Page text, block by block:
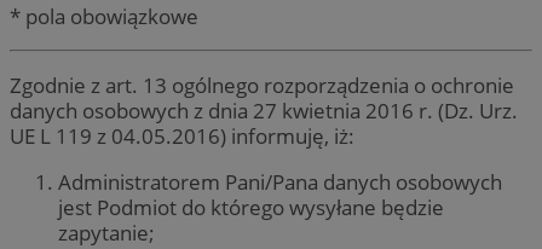
* pola obowiązkowe
Zgodnie z art. 13 ogólnego rozporządzenia o ochronie
danych osobowych z dnia 27 kwietnia 2016 r. (Dz. Urz.
UE L 119 z 04.05.2016) informuję, iż:
Administratorem Pani/Pana danych osobowych
jest Podmiot do którego wysyłane będzie
zapytanie;